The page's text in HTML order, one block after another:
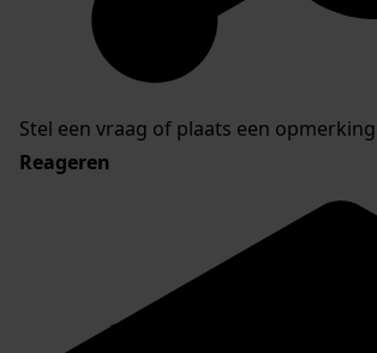
Stel een vraag of plaats een
Reageren